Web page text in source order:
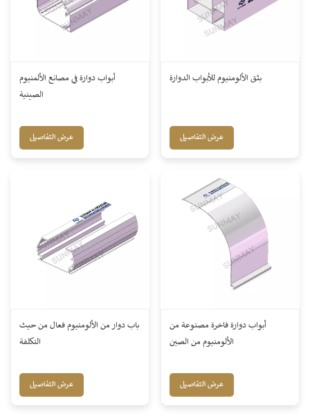
أبواب دوارة في مصانع الألمنيوم
الصينية
عرض التفاصيل
بثق الألومنيوم للأبواب الدوارة
عرض التفاصيل
باب دوار من الألومنيوم فعال من حيث
التكلفة
عرض التفاصيل
أبواب دوارة فاخرة مصنوعة من
الألومنيوم من الصين
عرض التفاصيل